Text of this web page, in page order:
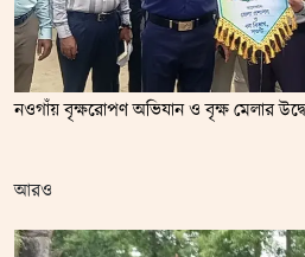
নওগাঁয় বৃক্ষরোপণ অভিযান ও বৃক্ষ মেলার
আরও